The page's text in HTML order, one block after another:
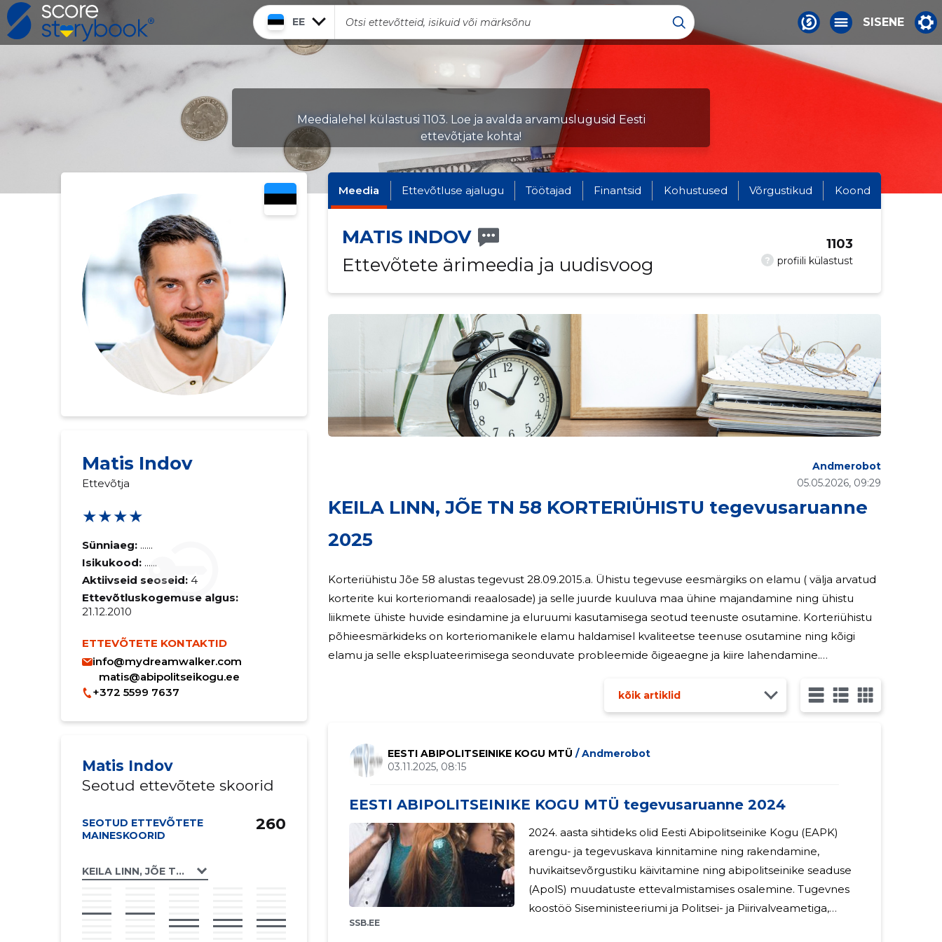
EE SISENE
Meedialehel külastusi 1103. Loe ja avalda arvamuslugusid Eesti
ettevõtjate kohta!
Matis Indov
Ettevõtja
★★★★
Sünniaeg: ......
Isikukood: ......
Aktiivseid seoseid: 4
Ettevõtluskogemuse algus:
21.12.2010
ETTEVÕTETE KONTAKTID
info@mydreamwalker.com
matis@abipolitseikogu.ee
+372 5599 7637
Matis Indov
Seotud ettevõtete skoorid
SEOTUD ETTEVÕTETE
MAINESKOORID
KEILA LINN, JÕE TN 58 KORTERIÜHISTU
260
Meedia Ettevõtluse ajalugu Töötajad Finantsid Kohustused Võrgustikud Koond
MATIS INDOV
Ettevõtete ärimeedia ja uudisvoog
? profiili külastust
1103
KEILA LINN, JÕE TN 58 KORTERIÜHISTU tegevusaruanne
2025
05.05.2026, 09:29
Andmerobot
Korteriühistu Jõe 58 alustas tegevust 28.09.2015.a. Ühistu tegevuse eesmärgiks on elamu ( välja arvatud
korterite kui korteriomandi reaalosade) ja selle juurde kuuluva maa ühine majandamine ning ühistu
liikmete ühiste huvide esindamine ja eluruumi kasutamisega seotud teenuste osutamine. Korteriühistu
põhieesmärkideks on korteriomanikele elamu haldamisel kvaliteetse teenuse osutamine ning kõigi
elamu ja selle ekspluateerimisega seonduvate probleemide õigeaegne ja kiire lahendamine.
kõik artiklid
EESTI ABIPOLITSEINIKE KOGU MTÜ / Andmerobot
03.11.2025, 08:15
EESTI ABIPOLITSEINIKE KOGU MTÜ tegevusaruanne 2024
SSB.EE
2024. aasta sihtideks olid Eesti Abipolitseinike Kogu (EAPK)
arengu- ja tegevuskava kinnitamine ning rakendamine,
huvikaitsevõrgustiku käivitamine ning abipolitseinike seaduse
(ApolS) muudatuste ettevalmistamises osalemine. Tugevnes
koostöö Siseministeeriumi ja Politsei- ja Piirivalveametiga,
Sinu kommentaar